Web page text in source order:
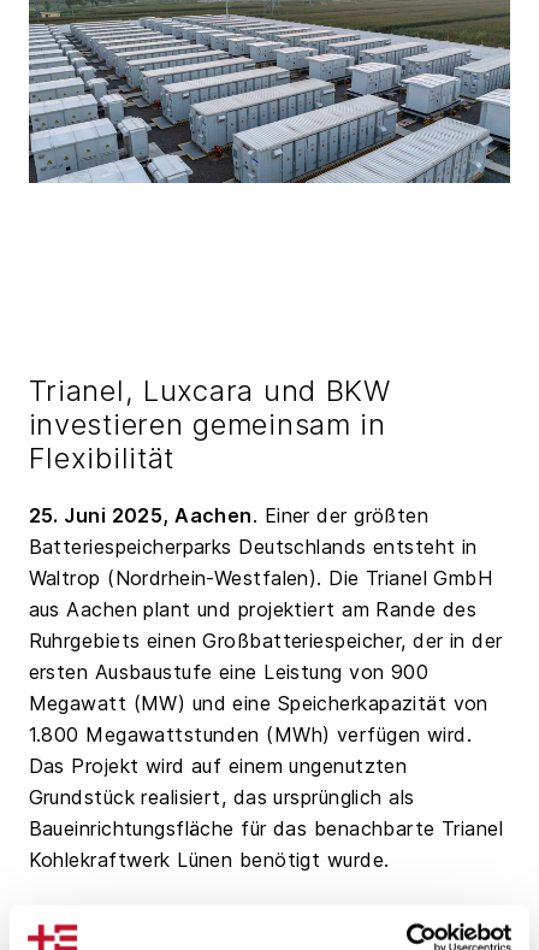
Trianel, Luxcara und BKW
investieren gemeinsam in
Flexibilität
25. Juni 2025, Aachen. Einer der größten
Batteriespeicherparks Deutschlands entsteht in
Waltrop (Nordrhein-Westfalen). Die Trianel GmbH
aus Aachen plant und projektiert am Rande des
Ruhrgebiets einen Großbatteriespeicher, der in der
ersten Ausbaustufe eine Leistung von 900
Megawatt (MW) und eine Speicherkapazität von
1.800 Megawattstunden (MWh) verfügen wird.
Das Projekt wird auf einem ungenutzten
Grundstück realisiert, das ursprünglich als
Baueinrichtungsfläche für das benachbarte Trianel
Kohlekraftwerk Lünen benötigt wurde.
Für dieses wegweisende Energiewende-Projekt